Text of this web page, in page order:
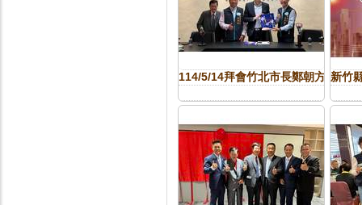
114/5/14拜會竹北市長鄭朝方及竹
新竹